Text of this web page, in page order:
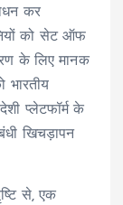
कर
को सेट ऑफ
के लिए मानक
भारतीय
प्लेटफॉर्म के
खिचड़ापन
से, एक